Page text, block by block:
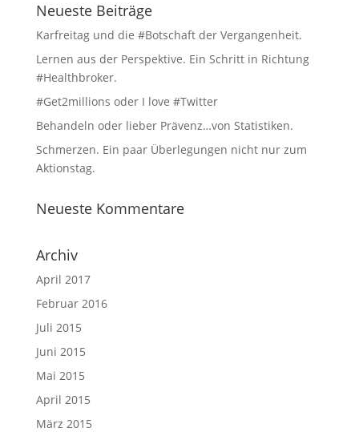
Neueste Beiträge
Karfreitag und die #Botschaft der Vergangenheit.
Lernen aus der Perspektive. Ein Schritt in Richtung
#Healthbroker.
#Get2millions oder I love #Twitter
Behandeln oder lieber Prävenz…von Statistiken.
Schmerzen. Ein paar Überlegungen nicht nur zum
Aktionstag.
Neueste Kommentare
Archiv
April 2017
Februar 2016
Juli 2015
Juni 2015
Mai 2015
April 2015
März 2015